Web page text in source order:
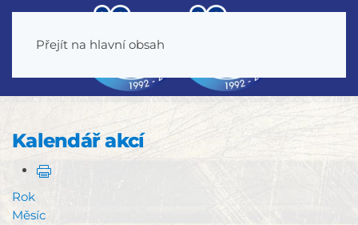
Přejít na hlavní obsah
Kalendář akcí
Rok
Měsíc